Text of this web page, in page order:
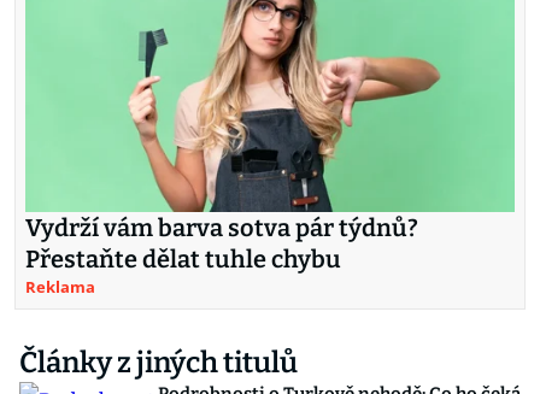
Vydrží vám barva sotva pár týdnů?
Přestaňte dělat tuhle chybu
Reklama
Články z jiných titulů